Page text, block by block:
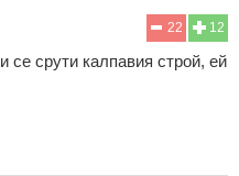
12
22
се срути калпавия строй, ей